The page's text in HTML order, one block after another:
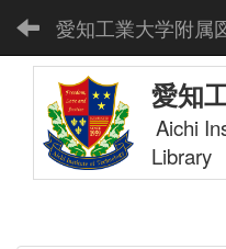
愛知工業大学附属
愛知
Aichi
Library